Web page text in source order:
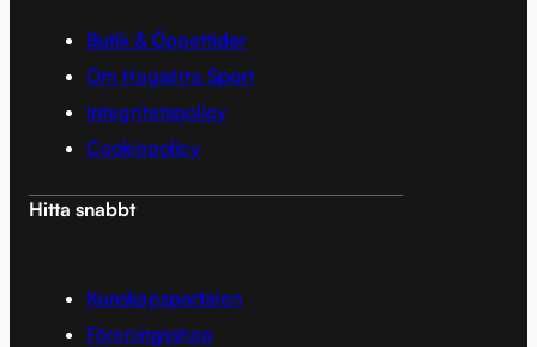
Butik & Öppettider
Om Hagsätra Sport
Integritetspolicy
Cookiepolicy
Hitta snabbt
Kunskapsportalen
Föreningsshop